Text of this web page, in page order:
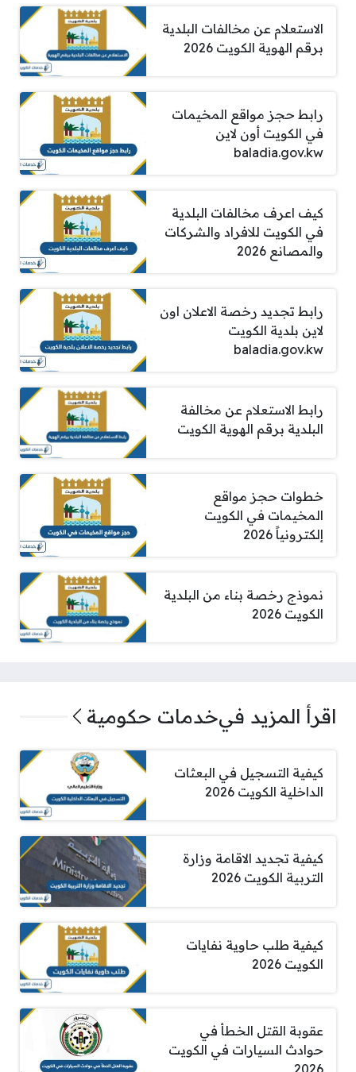
الاستعلام عن مخالفات البلدية
برقم الهوية الكويت 2026
رابط حجز مواقع المخيمات
في الكويت أون لاين
baladia.gov.kw
كيف اعرف مخالفات البلدية
في الكويت للافراد والشركات
والمصانع 2026
رابط تجديد رخصة الاعلان اون
لاين بلدية الكويت
baladia.gov.kw
رابط الاستعلام عن مخالفة
البلدية برقم الهوية الكويت
خطوات حجز مواقع
المخيمات في الكويت
إلكترونياً 2026
نموذج رخصة بناء من البلدية
الكويت 2026
اقرأ المزيد فيخدمات حكومية
كيفية التسجيل في البعثات
الداخلية الكويت 2026
كيفية تجديد الاقامة وزارة
التربية الكويت 2026
كيفية طلب حاوية نفايات
الكويت 2026
عقوبة القتل الخطأ في
حوادث السيارات في الكويت